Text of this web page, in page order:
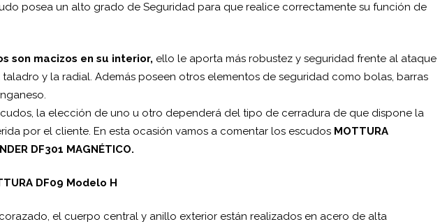
posea un alto grado de Seguridad para que realice correctamente su función de
son macizos en su interior, ello le aporta más robustez y seguridad frente al ataque
y la radial. Además poseen otros elementos de seguridad como bolas, barras
la elección de uno u otro dependerá del tipo de cerradura de que dispone la
por el cliente. En esta ocasión vamos a comentar los escudos MOTTURA
DF301 MAGNÉTICO.
DF09 Modelo H
el cuerpo central y anillo exterior están realizados en acero de alta